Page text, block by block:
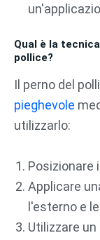
Qual è la
pollice?
Il perno del
pieghevole
utilizzarlo:
Posizionare
Applicare
l'esterno e
Utilizzare